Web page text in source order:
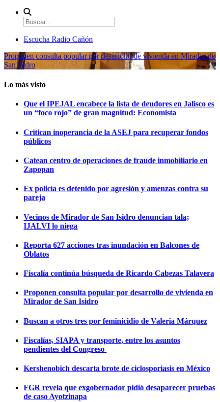
Escucha Radio Cañón
Proponen consulta popular por desarrollo de vivienda en Mirador de
San Isidro
Lo más visto
Que el IPEJAL encabece la lista de deudores en Jalisco es
un “foco rojo” de gran magnitud: Economista
Critican inoperancia de la ASEJ para recuperar fondos
públicos
Catean centro de operaciones de fraude inmobiliario en
Zapopan
Ex policía es detenido por agresión y amenzas contra su
pareja
Vecinos de Mirador de San Isidro denuncian tala;
IJALVI lo niega
Reporta 627 acciones tras inundación en Balcones de
Oblatos
Fiscalía continúa búsqueda de Ricardo Cabezas Talavera
Proponen consulta popular por desarrollo de vivienda en
Mirador de San Isidro
Buscan a otros tres por feminicidio de Valeria Márquez
Fiscalías, SIAPA y transporte, entre los asuntos
pendientes del Congreso
Kershenobich descarta brote de ciclosporiasis en México
FGR revela que exgobernador pidió desaparecer pruebas
de caso Ayotzinapa